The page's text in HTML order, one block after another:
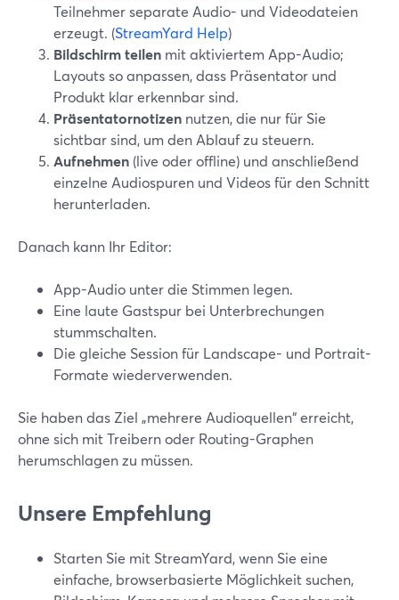
Teilnehmer separate Audio- und Videodateien
erzeugt. (StreamYard Help)
Bildschirm teilen mit aktiviertem App-Audio;
Layouts so anpassen, dass Präsentator und
Produkt klar erkennbar sind.
Präsentatornotizen nutzen, die nur für Sie
sichtbar sind, um den Ablauf zu steuern.
Aufnehmen (live oder offline) und anschließend
einzelne Audiospuren und Videos für den Schnitt
herunterladen.
Danach kann Ihr Editor:
App-Audio unter die Stimmen legen.
Eine laute Gastspur bei Unterbrechungen
stummschalten.
Die gleiche Session für Landscape- und Portrait-
Formate wiederverwenden.
Sie haben das Ziel „mehrere Audioquellen“ erreicht,
ohne sich mit Treibern oder Routing-Graphen
herumschlagen zu müssen.
Unsere Empfehlung
Starten Sie mit StreamYard, wenn Sie eine
einfache, browserbasierte Möglichkeit suchen,